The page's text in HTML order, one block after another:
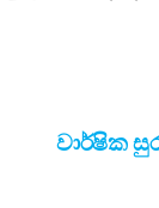
වාර්ෂික